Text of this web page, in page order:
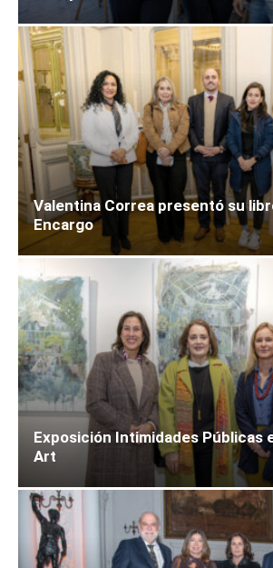
Valentina Correa presentó su
Encargo
Exposición Intimidades Públicas
Art